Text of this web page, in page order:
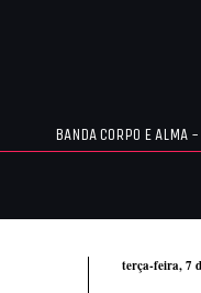
terça-feira, 7